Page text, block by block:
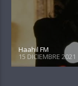
Haahil FM
15 DICIEMBRE 2021